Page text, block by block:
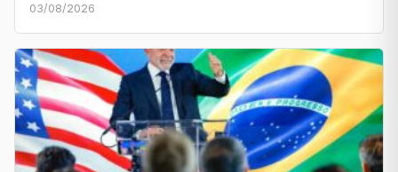
03/08/2026